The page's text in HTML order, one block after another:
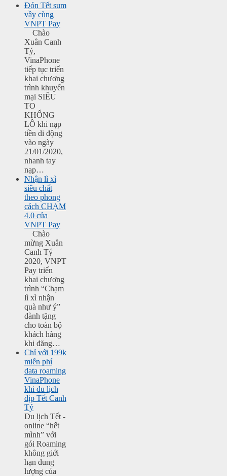
Đón Tết sum
vầy cùng
VNPT Pay
Chào
Xuân Canh
Tý,
VinaPhone
tiếp tục triển
khai chương
trình khuyến
mại SIÊU
TO
KHỔNG
LỒ khi nạp
tiền di động
vào ngày
21/01/2020,
nhanh tay
nạp…
Nhận lì xì
siêu chất
theo phong
cách CHẠM
4.0 của
VNPT Pay
Chào
mừng Xuân
Canh Tý
2020, VNPT
Pay triển
khai chương
trình “Chạm
lì xì nhận
quà như ý”
dành tặng
cho toàn bộ
khách hàng
khi đăng…
Chỉ với 199k
miễn phí
data roaming
VinaPhone
khi du lịch
dịp Tết Canh
Tý
Du lịch Tết -
online “hết
mình” với
gói Roaming
không giới
hạn dung
lượng của